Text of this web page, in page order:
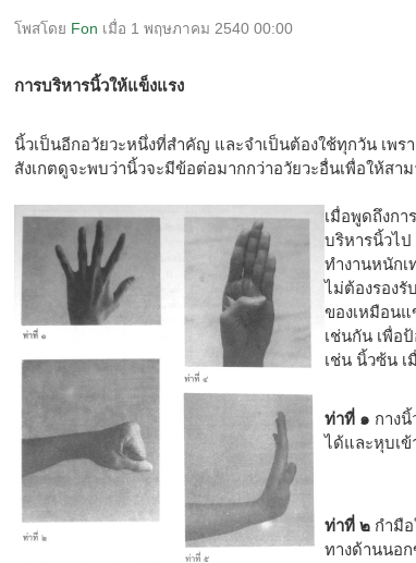
โพสโดย Fon เมื่อ 1 พฤษภาคม 2540 00:00
การบริหารนิ้วให้แข็งแรง
นิ้วเป็นอีกอวัยวะหนึ่งที่สำคัญ และจำเป็นต้องใช้ทุกวัน เพร
สังเกตดูจะพบว่านิ้วจะมีข้อต่อมากกว่าอวัยวะอื่นเพื่อให้สา
เมื่อพูดถึงกา
บริหารนิ้วไป
ทำงานหนักเ
ไม่ต้องรองรั
ของเหมือน
เช่นกัน เพื่อ
เช่น นิ้วซ้น เ
ท่าที่ ๑ กาง
ได้และหุบเข้
ท่าที่ ๒ กำมื
ทางด้านนอก